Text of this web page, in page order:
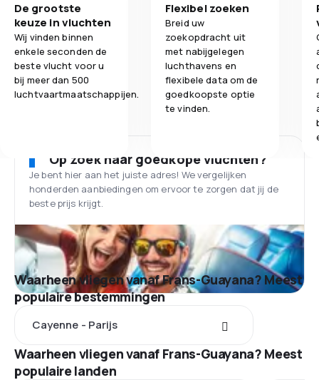
De grootste
keuze in vluchten
Wij vinden binnen
enkele seconden de
beste vlucht voor u
bij meer dan 500
luchtvaartmaatschappijen.
Flexibel zoeken
Breid uw
zoekopdracht uit
met nabijgelegen
luchthavens en
flexibele data om de
goedkoopste optie
te vinden.
Op zoek naar goedkope vluchten?
Je bent hier aan het juiste adres! We vergelijken
honderden aanbiedingen om ervoor te zorgen dat jij de
beste prijs krijgt.
Waarheen vliegen vanaf Frans-Guayana? Meest
populaire bestemmingen
Cayenne - Parijs
Waarheen vliegen vanaf Frans-Guayana? Meest
populaire landen